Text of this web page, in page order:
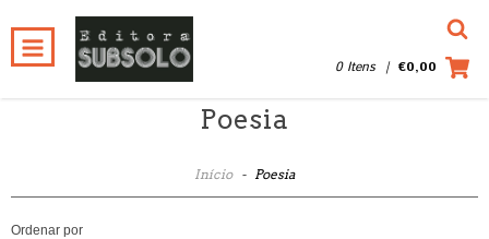
0 Itens | €0,00
Poesia
Início - Poesia
Ordenar por